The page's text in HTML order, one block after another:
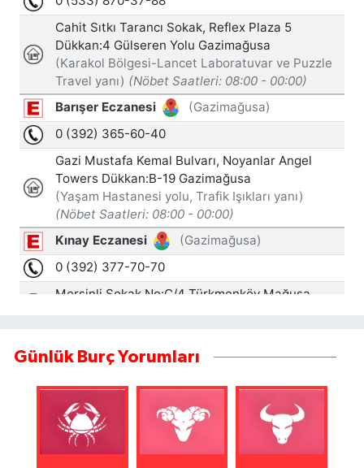
Günlük Burç Yorumları